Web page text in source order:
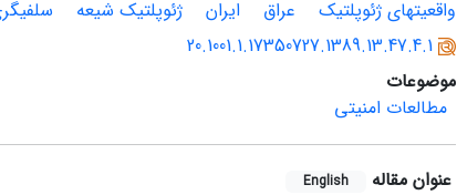
واقعیت‏های ژئوپلتیک
عراق ایران ژئوپلتیک شیعه
20.1001.1.17350727.1389.13.47.4.1
موضوعات
مطالعات امنیتی
عنوان مقاله English